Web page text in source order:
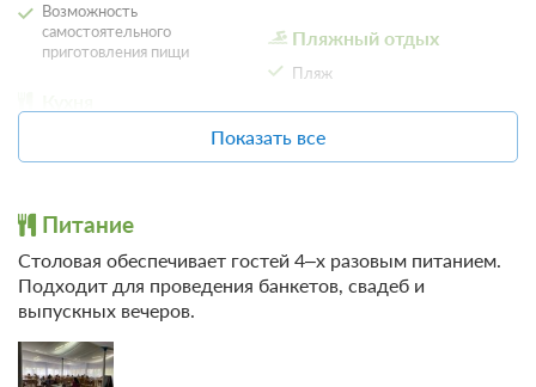
Возможность
самостоятельного
приготовления пищи
Электрический чайник
Микроволновая печь
Плита
Обеденный стол
Пляжный отдых
Пляж
Баня
домашними животными
Показать все
Питание
Столовая обеспечивает гостей 4–х разовым питанием.
Подходит для проведения банкетов, свадеб и
выпускных вечеров.